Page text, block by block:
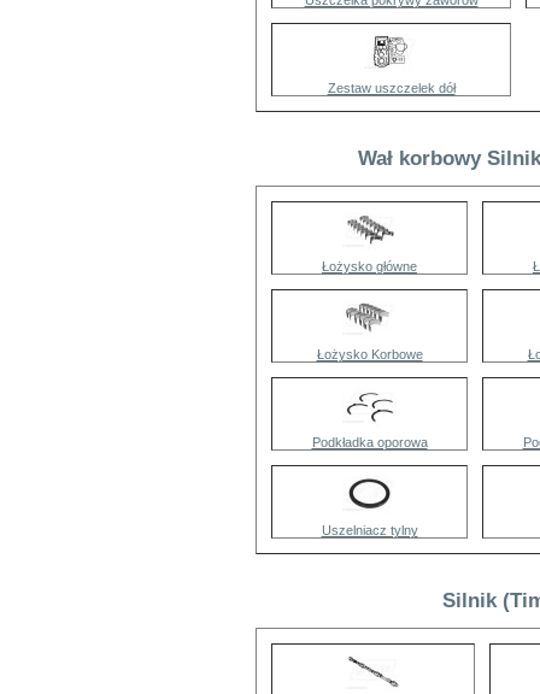
Zestaw uszczelek dół
Wał korbowy
Łożysko główne
Łożysko Korbowe
Podkładka oporowa
Uszelniacz tylny
Silnik